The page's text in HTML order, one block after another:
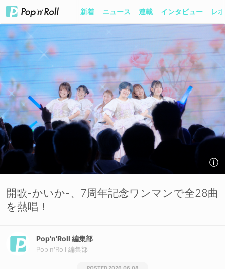
新着 ニュース 連載 インタビュー レ
開歌-かいか-、7周年記念ワンマンで全28曲
を熱唱！
Pop'n'Roll 編集部
Pop'n'Roll 編集部